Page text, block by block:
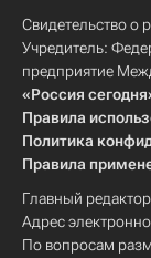
Свидетельство
Учредитель:
предприятие
«Россия
Правила
Политика
Правила
Главный
Адрес
По вопросам